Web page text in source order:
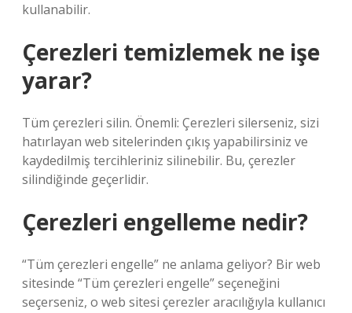
kullanabilir.
Çerezleri temizlemek ne işe
yarar?
Tüm çerezleri silin. Önemli: Çerezleri silerseniz, sizi
hatırlayan web sitelerinden çıkış yapabilirsiniz ve
kaydedilmiş tercihleriniz silinebilir. Bu, çerezler
silindiğinde geçerlidir.
Çerezleri engelleme nedir?
“Tüm çerezleri engelle” ne anlama geliyor? Bir web
sitesinde “Tüm çerezleri engelle” seçeneğini
seçerseniz, o web sitesi çerezler aracılığıyla kullanıcı